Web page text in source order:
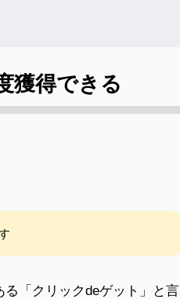
獲得できる
「クリックdeゲット」と言